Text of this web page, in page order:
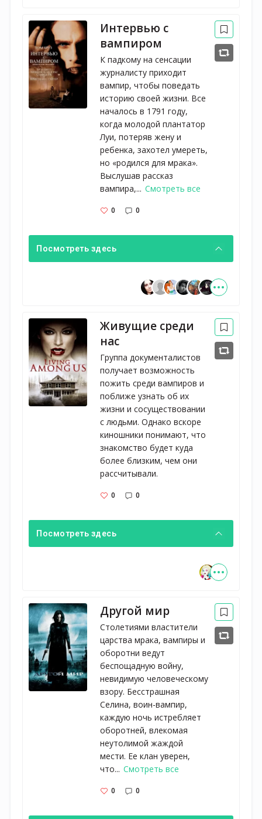
Интервью с
вампиром
К падкому на сенсации
журналисту приходит
вампир, чтобы поведать
историю своей жизни. Все
началось в 1791 году,
когда молодой плантатор
Луи, потеряв жену и
ребенка, захотел умереть,
но «родился для мрака».
Выслушав рассказ
вампира,... Смотреть все
0 0
Посмотреть здесь
Живущие среди
нас
Группа документалистов
получает возможность
пожить среди вампиров и
поближе узнать об их
жизни и сосуществовании
с людьми. Однако вскоре
киношники понимают, что
знакомство будет куда
более близким, чем они
рассчитывали.
0 0
Посмотреть здесь
Другой мир
Столетиями властители
царства мрака, вампиры и
оборотни ведут
беспощадную войну,
невидимую человеческому
взору. Бесстрашная
Селина, воин-вампир,
каждую ночь истребляет
оборотней, влекомая
неутолимой жаждой
мести. Ее клан уверен,
что... Смотреть все
0 0